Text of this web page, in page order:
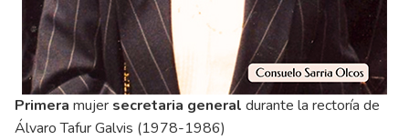
Primera mujer secretaria general durante la rectoría de
Álvaro Tafur Galvis (1978-1986)